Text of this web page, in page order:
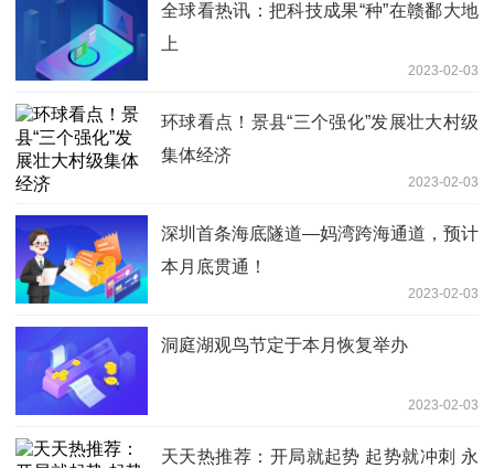
全球看热讯：把科技成果“种”在赣鄱大地
上
2023-02-03
环球看点！景县“三个强化”发展壮大村级
集体经济
2023-02-03
深圳首条海底隧道—妈湾跨海通道，预计
本月底贯通！
2023-02-03
洞庭湖观鸟节定于本月恢复举办
2023-02-03
天天热推荐：开局就起势 起势就冲刺 永